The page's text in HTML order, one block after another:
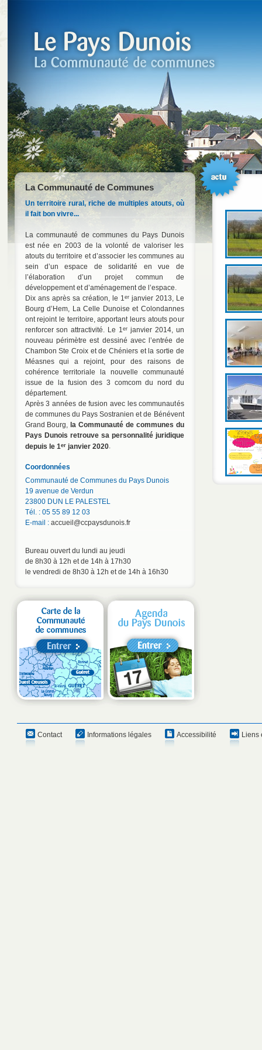
La Communauté de Communes
Un territoire rural, riche de multiples atouts, où
il fait bon vivre...
La communauté de communes du Pays Dunois
est née en 2003 de la volonté de valoriser les
atouts du territoire et d’associer les communes au
sein d’un espace de solidarité en vue de
l’élaboration d’un projet commun de
développement et d’aménagement de l’espace.
Dix ans après sa création, le 1erjanvier 2013, Le
Bourg d’Hem, La Celle Dunoise et Colondannes
ont rejoint le territoire, apportant leurs atouts pour
renforcer son attractivité. Le 1erjanvier 2014, un
nouveau périmètre est dessiné avec l’entrée de
Chambon Ste Croix et de Chéniers et la sortie de
Méasnes qui a rejoint, pour des raisons de
cohérence territoriale la nouvelle communauté
issue de la fusion des 3 comcom du nord du
département.
Après 3 années de fusion avec les communautés
de communes du Pays Sostranien et de Bénévent
Grand Bourg, la Communauté de communes du
Pays Dunois retrouve sa personnalité juridique
depuis le 1erjanvier 2020.
Coordonnées
Communauté de Communes du Pays Dunois
19 avenue de Verdun
23800 DUN LE PALESTEL
Tél. : 05 55 89 12 03
E-mail : accueil@ccpaysdunois.fr
Bureau ouvert du lundi au jeudi
de 8h30 à 12h et de 14h à 17h30
le vendredi de 8h30 à 12h et de 14h à 16h30
Contact Informations légales Accessibilité Liens